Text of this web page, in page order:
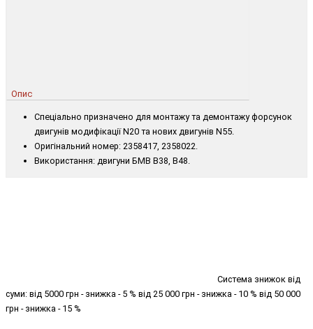
Опис
Спеціально призначено для монтажу та демонтажу форсунок
двигунів модифікації N20 та нових двигунів N55.
Оригінальний номер: 2358417, 2358022.
Використання: двигуни БМВ B38, B48.
Система знижок від
суми: від 5000 грн - знижка - 5 % від 25 000 грн - знижка - 10 % від 50 000
грн - знижка - 15 %